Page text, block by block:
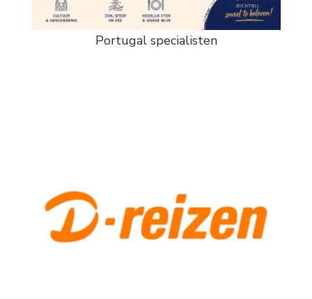
Portugal specialisten